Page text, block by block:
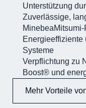
Unterstützung
Zuverlässige,
Energieeffiziente
Systeme
Verpflichtung zu
Boost® und
Mehr Vorteile